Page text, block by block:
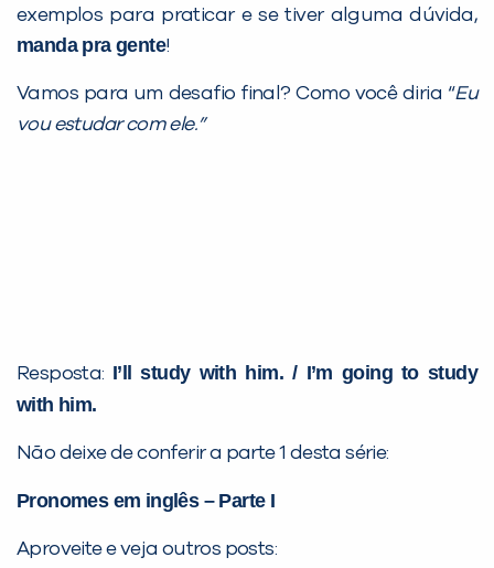
exemplos para praticar e se tiver alguma dúvida,
manda pra gente!
Vamos para um desafio final? Como você diria “Eu
vou estudar com ele.”
Resposta: I’ll study with him. / I’m going to study
with him.
Não deixe de conferir a parte 1 desta série:
Pronomes em inglês – Parte I
Aproveite e veja outros posts: